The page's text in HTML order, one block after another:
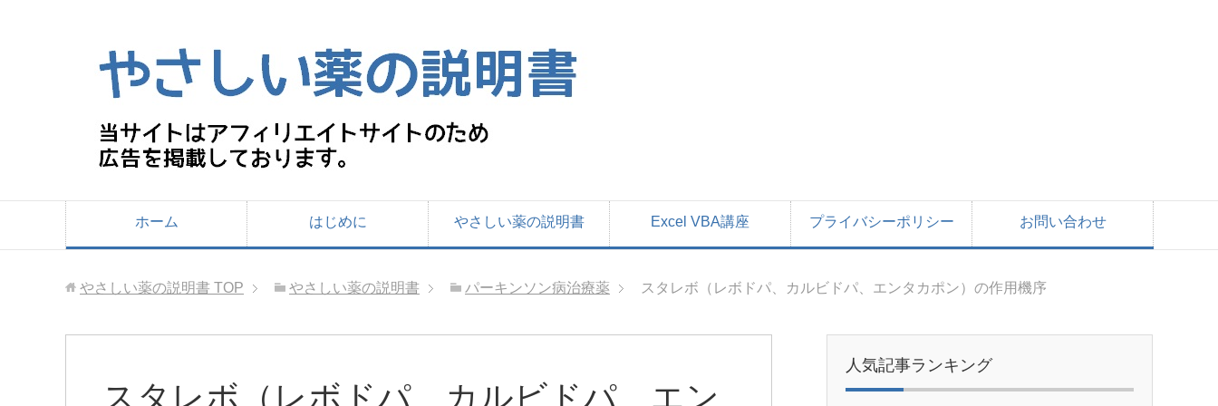
ホーム はじめに やさしい薬の説明書 Excel VBA講座 プライバシーポリシー お問い合わせ
やさしい薬の説明書 TOP やさしい薬の説明書 パーキンソン病治療薬 スタレボ（レボドパ、カルビドパ、エンタカポン）の作用機序
スタレボ（レボドパ、カルビドパ、エン
人気記事ランキング